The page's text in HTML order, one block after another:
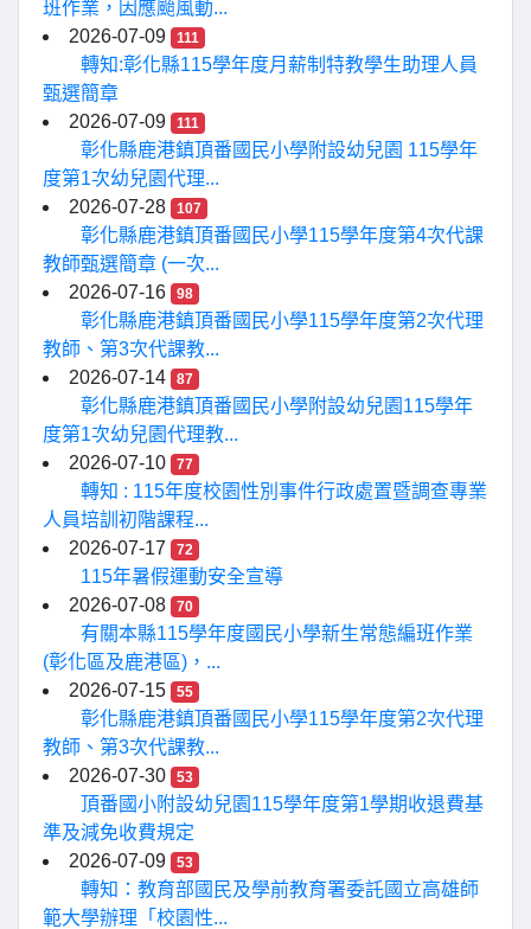
班作業，因應颱風動...
2026-07-09
111
轉知:彰化縣115學年度月薪制特教學生助理人員
甄選簡章
2026-07-09
111
彰化縣鹿港鎮頂番國民小學附設幼兒園 115學年
度第1次幼兒園代理...
2026-07-28
107
彰化縣鹿港鎮頂番國民小學115學年度第4次代課
教師甄選簡章 (一次...
2026-07-16
98
彰化縣鹿港鎮頂番國民小學115學年度第2次代理
教師、第3次代課教...
2026-07-14
87
彰化縣鹿港鎮頂番國民小學附設幼兒園115學年
度第1次幼兒園代理教...
2026-07-10
77
轉知 : 115年度校園性別事件行政處置暨調查專業
人員培訓初階課程...
2026-07-17
72
115年暑假運動安全宣導
2026-07-08
70
有關本縣115學年度國民小學新生常態編班作業
(彰化區及鹿港區)，...
2026-07-15
55
彰化縣鹿港鎮頂番國民小學115學年度第2次代理
教師、第3次代課教...
2026-07-30
53
頂番國小附設幼兒園115學年度第1學期收退費基
準及減免收費規定
2026-07-09
53
轉知：教育部國民及學前教育署委託國立高雄師
範大學辦理「校園性...